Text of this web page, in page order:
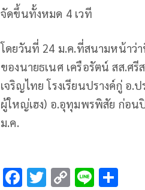
จัดขึ้นทั้งหมด 4 เวที
โดยวันที่ 24 ม.ค.ที่สนามหน้าว่
ของนายธเนศ เครือรัตน์ สส.ศ
เจริญไทย โรงเรียนปรางค์กู่
ผู้ใหญ่เฮง) อ.อุทุมพรพิสัย ก่อน
ม.ค.
F T C Li